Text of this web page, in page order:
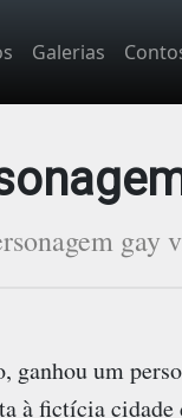
Galerias
ganhou um
à fictícia cidade